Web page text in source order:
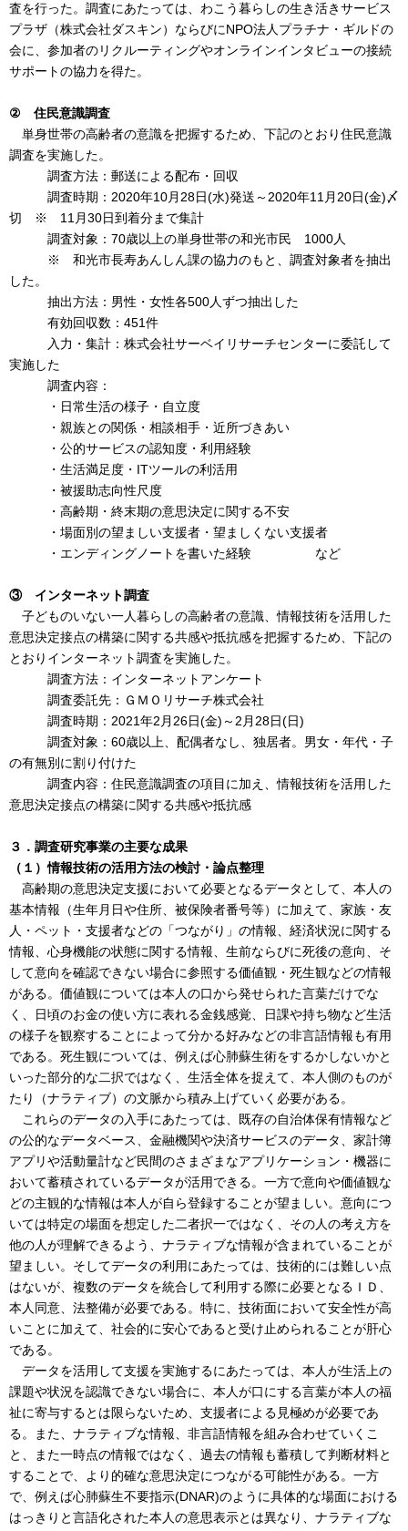
査を行った。調査にあたっては、わこう暮らしの生き活きサービス
プラザ（株式会社ダスキン）ならびにNPO法人プラチナ・ギルドの
会に、参加者のリクルーティングやオンラインインタビューの接続
サポートの協力を得た。
② 住民意識調査
単身世帯の高齢者の意識を把握するため、下記のとおり住民意識
調査を実施した。
調査方法：郵送による配布・回収
調査時期：2020年10月28日(水)発送～2020年11月20日(金)〆
切 ※ 11月30日到着分まで集計
調査対象：70歳以上の単身世帯の和光市民 1000人
※ 和光市長寿あんしん課の協力のもと、調査対象者を抽出
した。
抽出方法：男性・女性各500人ずつ抽出した
有効回収数：451件
入力・集計：株式会社サーベイリサーチセンターに委託して
実施した
調査内容：
・日常生活の様子・自立度
・親族との関係・相談相手・近所づきあい
・公的サービスの認知度・利用経験
・生活満足度・ITツールの利活用
・被援助志向性尺度
・高齢期・終末期の意思決定に関する不安
・場面別の望ましい支援者・望ましくない支援者
・エンディングノートを書いた経験 など
③ インターネット調査
子どものいない一人暮らしの高齢者の意識、情報技術を活用した
意思決定接点の構築に関する共感や抵抗感を把握するため、下記の
とおりインターネット調査を実施した。
調査方法：インターネットアンケート
調査委託先：ＧＭＯリサーチ株式会社
調査時期：2021年2月26日(金)～2月28日(日)
調査対象：60歳以上、配偶者なし、独居者。男女・年代・子
の有無別に割り付けた
調査内容：住民意識調査の項目に加え、情報技術を活用した
意思決定接点の構築に関する共感や抵抗感
３．調査研究事業の主要な成果
（１）情報技術の活用方法の検討・論点整理
高齢期の意思決定支援において必要となるデータとして、本人の
基本情報（生年月日や住所、被保険者番号等）に加えて、家族・友
人・ペット・支援者などの「つながり」の情報、経済状況に関する
情報、心身機能の状態に関する情報、生前ならびに死後の意向、そ
して意向を確認できない場合に参照する価値観・死生観などの情報
がある。価値観については本人の口から発せられた言葉だけでな
く、日頃のお金の使い方に表れる金銭感覚、日課や持ち物など生活
の様子を観察することによって分かる好みなどの非言語情報も有用
である。死生観については、例えば心肺蘇生術をするかしないかと
いった部分的な二択ではなく、生活全体を捉えて、本人側のものが
たり（ナラティブ）の文脈から積み上げていく必要がある。
これらのデータの入手にあたっては、既存の自治体保有情報など
の公的なデータベース、金融機関や決済サービスのデータ、家計簿
アプリや活動量計など民間のさまざまなアプリケーション・機器に
おいて蓄積されているデータが活用できる。一方で意向や価値観な
どの主観的な情報は本人が自ら登録することが望ましい。意向につ
いては特定の場面を想定した二者択一ではなく、その人の考え方を
他の人が理解できるよう、ナラティブな情報が含まれていることが
望ましい。そしてデータの利用にあたっては、技術的には難しい点
はないが、複数のデータを統合して利用する際に必要となるＩＤ、
本人同意、法整備が必要である。特に、技術面において安全性が高
いことに加えて、社会的に安心であると受け止められることが肝心
である。
データを活用して支援を実施するにあたっては、本人が生活上の
課題や状況を認識できない場合に、本人が口にする言葉が本人の福
祉に寄与するとは限らないため、支援者による見極めが必要であ
る。また、ナラティブな情報、非言語情報を組み合わせていくこ
と、また一時点の情報ではなく、過去の情報も蓄積して判断材料と
することで、より的確な意思決定につながる可能性がある。一方
で、例えば心肺蘇生不要指示(DNAR)のように具体的な場面における
はっきりと言語化された本人の意思表示とは異なり、ナラティブな